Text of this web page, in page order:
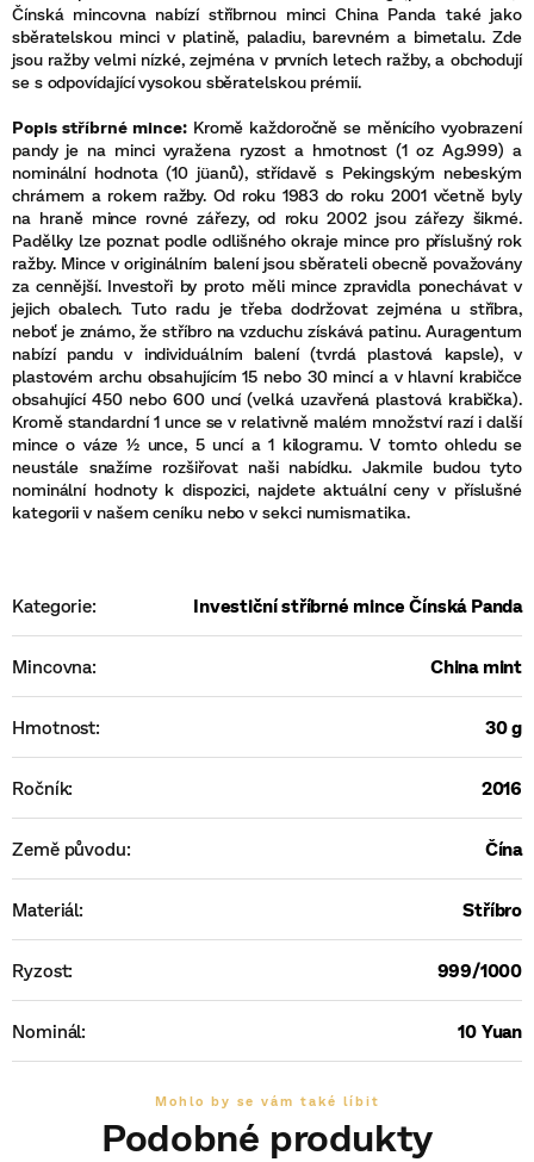
Čínská mincovna nabízí stříbrnou minci China Panda také jako
sběratelskou minci v platině, paladiu, barevném a bimetalu. Zde
jsou ražby velmi nízké, zejména v prvních letech ražby, a obchodují
se s odpovídající vysokou sběratelskou prémií.
Popis stříbrné mince:Kromě každoročně se měnícího vyobrazení
pandy je na minci vyražena ryzost a hmotnost (1 oz Ag.999) a
nominální hodnota (10 jüanů), střídavě s Pekingským nebeským
chrámem a rokem ražby. Od roku 1983 do roku 2001 včetně byly
na hraně mince rovné zářezy, od roku 2002 jsou zářezy šikmé.
Padělky lze poznat podle odlišného okraje mince pro příslušný rok
ražby. Mince v originálním balení jsou sběrateli obecně považovány
za cennější. Investoři by proto měli mince zpravidla ponechávat v
jejich obalech. Tuto radu je třeba dodržovat zejména u stříbra,
neboť je známo, že stříbro na vzduchu získává patinu. Auragentum
nabízí pandu v individuálním balení (tvrdá plastová kapsle), v
plastovém archu obsahujícím 15 nebo 30 mincí a v hlavní krabičce
obsahující 450 nebo 600 uncí (velká uzavřená plastová krabička).
Kromě standardní 1 unce se v relativně malém množství razí i další
mince o váze ½ unce, 5 uncí a 1 kilogramu. V tomto ohledu se
neustále snažíme rozšiřovat naši nabídku. Jakmile budou tyto
nominální hodnoty k dispozici, najdete aktuální ceny v příslušné
kategorii v našem ceníku nebo v sekci numismatika.
Kategorie: Investiční stříbrné mince Čínská Panda
Mincovna: China mint
Hmotnost: 30 g
Ročník: 2016
Země původu: Čína
Materiál: Stříbro
Ryzost: 999/1000
Nominál: 10 Yuan